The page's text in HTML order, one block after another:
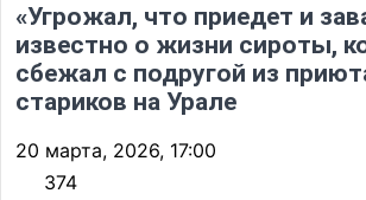
«Угрожал, что приедет и
известно о жизни сироты,
сбежал с подругой из
стариков на Урале
20 марта, 2026, 17:00
374